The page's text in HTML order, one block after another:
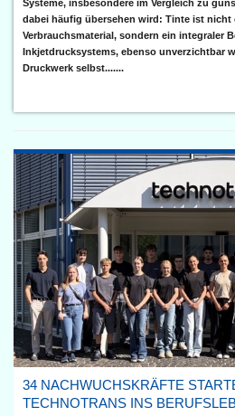
Systeme, insbesondere im Vergleich zu
dabei häufig übersehen wird: Tinte ist nicht
Verbrauchsmaterial, sondern ein integraler
Inkjetdrucksystems, ebenso unverzichtbar
Druckwerk selbst.......
34 NACHWUCHSKRÄFTE
TECHNOTRANS INS